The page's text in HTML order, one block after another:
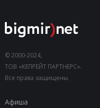
© 2000-2024,
ТОВ «КЕПРЕЙТ ПАРТНЕРС».
Все права защищены.
Афиша